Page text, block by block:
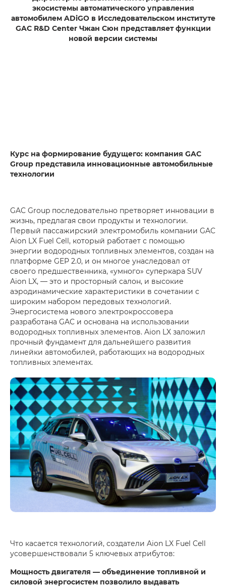
экосистемы автоматического управления
автомобилем ADiGO в Исследовательском институте
GAC R&D Center Чжан Сюн представляет функции
новой версии системы
Курс на формирование будущего: компания GAC
Group представила инновационные автомобильные
технологии
GAC Group последовательно претворяет инновации в
жизнь, предлагая свои продукты и технологии.
Первый пассажирский электромобиль компании GAC
Aion LX Fuel Cell, который работает с помощью
энергии водородных топливных элементов, создан на
платформе GEP 2.0, и он многое унаследовал от
своего предшественника, «умного» суперкара SUV
Aion LX, — это и просторный салон, и высокие
аэродинамические характеристики в сочетании с
широким набором передовых технологий.
Энергосистема нового электрокроссовера
разработана GAC и основана на использовании
водородных топливных элементов. Aion LX заложил
прочный фундамент для дальнейшего развития
линейки автомобилей, работающих на водородных
топливных элементах.
Что касается технологий, создатели Aion LX Fuel Cell
усовершенствовали 5 ключевых атрибутов:
Мощность двигателя — объединение топливной и
силовой энергосистем позволило выдавать